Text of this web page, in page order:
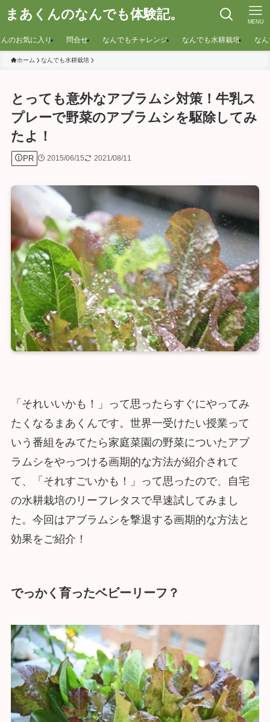
まあくんのなんでも体験記。 MENU
のお気に入り 問合せ なんでもチャレンジ なんでも水耕栽培 な
ホーム なんでも水耕栽培
とっても意外なアブラムシ対策！牛乳ス
プレーで野菜のアブラムシを駆除してみ
たよ！
PR 2015/06/15 2021/08/11
「それいいかも！」って思ったらすぐにやってみ
たくなるまあくんです。世界一受けたい授業って
いう番組をみてたら家庭菜園の野菜についたアブ
ラムシをやっつける画期的な方法が紹介されて
て、「それすごいかも！」って思ったので、自宅
の水耕栽培のリーフレタスで早速試してみまし
た。今回はアブラムシを撃退する画期的な方法と
効果をご紹介！
でっかく育ったベビーリーフ？